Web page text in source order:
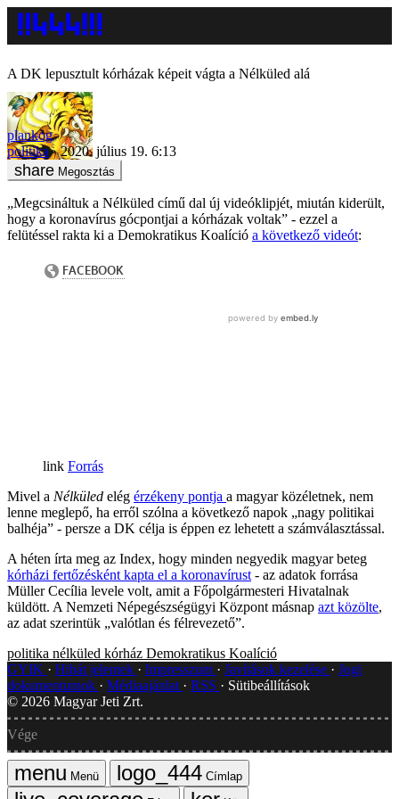
A DK lepusztult kórházak képeit vágta a Nélküled alá
plankog
politika
2020. július 19. 6:13
Megosztás
„Megcsináltuk a Nélküled című dal új videóklipjét, miután kiderült,
hogy a koronavírus gócpontjai a kórházak voltak” - ezzel a
felütéssel rakta ki a Demokratikus Koalíció a következő videót:
Forrás
Mivel a Nélküled elég érzékeny pontja a magyar közéletnek, nem
lenne meglepő, ha erről szólna a következő napok „nagy politikai
balhéja” - persze a DK célja is éppen ez lehetett a számválasztással.
A héten írta meg az Index, hogy minden negyedik magyar beteg
kórházi fertőzésként kapta el a koronavírust - az adatok forrása
Müller Cecília levele volt, amit a Főpolgármesteri Hivatalnak
küldött. A Nemzeti Népegészségügyi Központ másnap azt közölte,
az adat szerintük „valótlan és félrevezető”.
politika nélküled kórház Demokratikus Koalíció
GYIK
Hibát jelentek Impresszum Javítások kezelése
Jogi
dokumentumok
Médiaajánlat RSS
Sütibeállítások
© 2026 Magyar Jeti Zrt.
Vége
Menü
Címlap